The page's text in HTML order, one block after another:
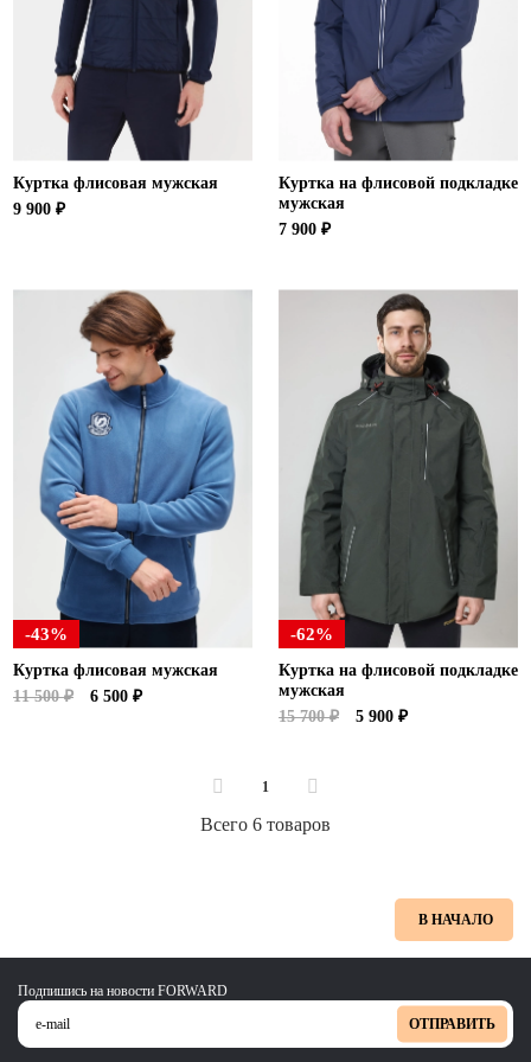
Ханты-Мансийский автономный округ (3)
Челябинская область (2)
Ямало-Ненецкий автономный округ (1)
Ярославская область (1)
Куртка флисовая мужская
9 900 ₽
Куртка на флисовой подкладке
мужская
7 900 ₽
-43%
Куртка флисовая мужская
11 500 ₽
6 500 ₽
-62%
Куртка на флисовой подкладке
мужская
15 700 ₽
5 900 ₽
1
Всего 6 товаров
В НАЧАЛО
Подпишись на новости FORWARD
ОТПРАВИТЬ